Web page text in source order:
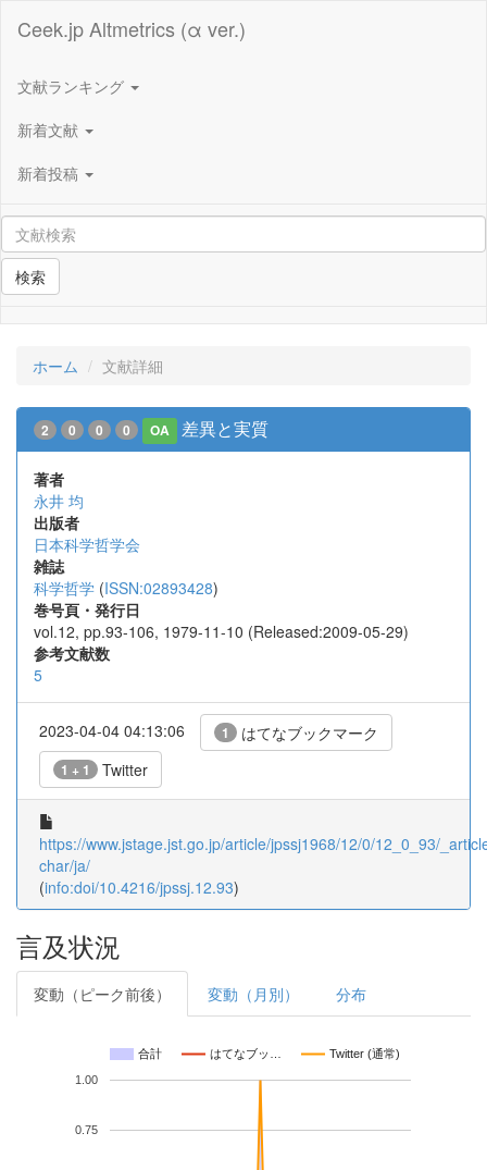
Ceek.jp Altmetrics (α ver.)
文献ランキング
新着文献
新着投稿
検索
ホーム 文献詳細
2 0 0 0 OA 差異と実質
著者
永井 均
出版者
日本科学哲学会
雑誌
科学哲学 (ISSN:02893428)
巻号頁・発行日
vol.12, pp.93-106, 1979-11-10 (Released:2009-05-29)
参考文献数
5
2023-04-04 04:13:06 1 はてなブックマーク
1 + 1 Twitter
https://www.jstage.jst.go.jp/article/jpssj1968/12/0/12_0_93/
char/ja/
(info:doi/10.4216/jpssj.12.93)
言及状況
変動（ピーク前後） 変動（月別） 分布
合計 はてなブッ… Twitter (通常)
0.75
1.00